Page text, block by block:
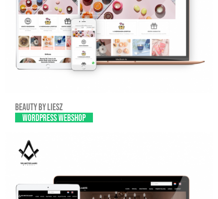
Beauty By Liesz
WordPress webshop